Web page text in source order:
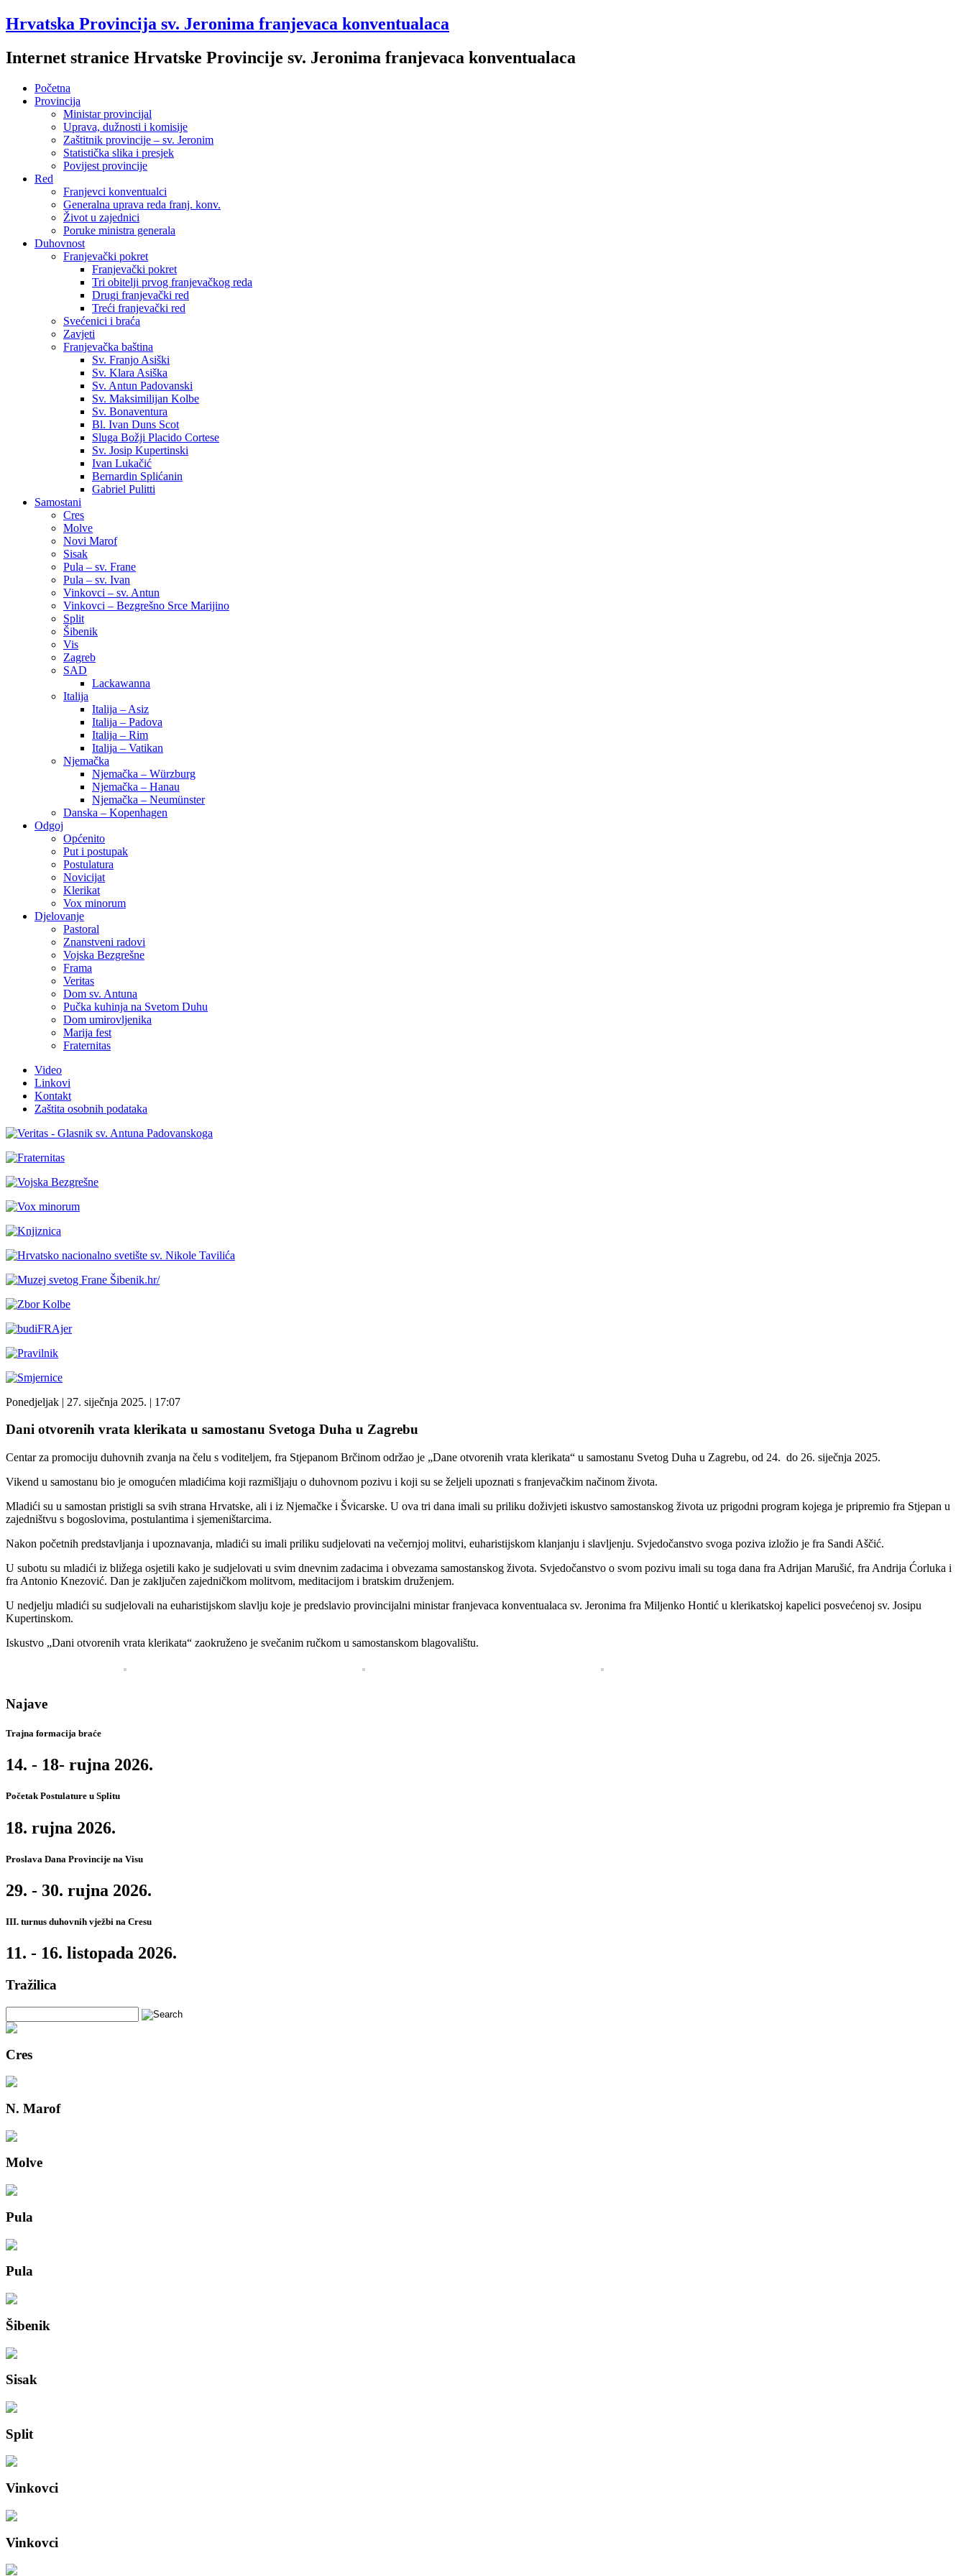
Hrvatska Provincija sv. Jeronima franjevaca konventualaca
Internet stranice Hrvatske Provincije sv. Jeronima franjevaca konventualaca
Početna
Provincija
Ministar provincijal
Uprava, dužnosti i komisije
Zaštitnik provincije – sv. Jeronim
Statistička slika i presjek
Povijest provincije
Red
Franjevci konventualci
Generalna uprava reda franj. konv.
Život u zajednici
Poruke ministra generala
Duhovnost
Franjevački pokret
Franjevački pokret
Tri obitelji prvog franjevačkog reda
Drugi franjevački red
Treći franjevački red
Svećenici i braća
Zavjeti
Franjevačka baština
Sv. Franjo Asiški
Sv. Klara Asiška
Sv. Antun Padovanski
Sv. Maksimilijan Kolbe
Sv. Bonaventura
Bl. Ivan Duns Scot
Sluga Božji Placido Cortese
Sv. Josip Kupertinski
Ivan Lukačić
Bernardin Splićanin
Gabriel Pulitti
Samostani
Cres
Molve
Novi Marof
Sisak
Pula – sv. Frane
Pula – sv. Ivan
Vinkovci – sv. Antun
Vinkovci – Bezgrešno Srce Marijino
Split
Šibenik
Vis
Zagreb
SAD
Lackawanna
Italija
Italija – Asiz
Italija – Padova
Italija – Rim
Italija – Vatikan
Njemačka
Njemačka – Würzburg
Njemačka – Hanau
Njemačka – Neumünster
Danska – Kopenhagen
Odgoj
Općenito
Put i postupak
Postulatura
Novicijat
Klerikat
Vox minorum
Djelovanje
Pastoral
Znanstveni radovi
Vojska Bezgrešne
Frama
Veritas
Dom sv. Antuna
Pučka kuhinja na Svetom Duhu
Dom umirovljenika
Marija fest
Fraternitas
Video
Linkovi
Kontakt
Zaštita osobnih podataka
Ponedjeljak | 27. siječnja 2025. | 17:07
Dani otvorenih vrata klerikata u samostanu Svetoga Duha u Zagrebu
Centar za promociju duhovnih zvanja na čelu s voditeljem, fra Stjepanom Brčinom održao je „Dane otvorenih vrata klerikata“ u samostanu Svetog Duha u Zagrebu, od 24. do 26. siječnja 2025.
Vikend u samostanu bio je omogućen mladićima koji razmišljaju o duhovnom pozivu i koji su se željeli upoznati s franjevačkim načinom života.
Mladići su u samostan pristigli sa svih strana Hrvatske, ali i iz Njemačke i Švicarske. U ova tri dana imali su priliku doživjeti iskustvo samostanskog života uz prigodni program kojega je pripremio fra Stjepan u
zajedništvu s bogoslovima, postulantima i sjemeništarcima.
Nakon početnih predstavljanja i upoznavanja, mladići su imali priliku sudjelovati na večernjoj molitvi, euharistijskom klanjanju i slavljenju. Svjedočanstvo svoga poziva izložio je fra Sandi Aščić.
U subotu su mladići iz bližega osjetili kako je sudjelovati u svim dnevnim zadacima i obvezama samostanskog života. Svjedočanstvo o svom pozivu imali su toga dana fra Adrijan Marušić, fra Andrija Ćorluka i
fra Antonio Knezović. Dan je zaključen zajedničkom molitvom, meditacijom i bratskim druženjem.
U nedjelju mladići su sudjelovali na euharistijskom slavlju koje je predslavio provincijalni ministar franjevaca konventualaca sv. Jeronima fra Miljenko Hontić u klerikatskoj kapelici posvećenoj sv. Josipu
Kupertinskom.
Iskustvo „Dani otvorenih vrata klerikata“ zaokruženo je svečanim ručkom u samostanskom blagovalištu.
Najave
Trajna formacija braće
14. - 18- rujna 2026.
Početak Postulature u Splitu
18. rujna 2026.
Proslava Dana Provincije na Visu
29. - 30. rujna 2026.
III. turnus duhovnih vježbi na Cresu
11. - 16. listopada 2026.
Tražilica
Cres
N. Marof
Molve
Pula
Pula
Šibenik
Sisak
Split
Vinkovci
Vinkovci